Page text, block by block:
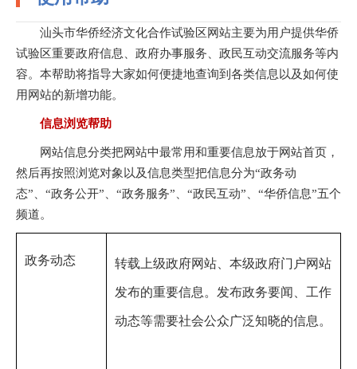
汕头市华侨经济文化合作试验区网站主要为用户提供华侨
试验区重要政府信息、政府办事服务、政民互动交流服务等内
容。本帮助将指导大家如何便捷地查询到各类信息以及如何使
用网站的新增功能。
信息浏览帮助
网站信息分类把网站中最常用和重要信息放于网站首页，
然后再按照浏览对象以及信息类型把信息分为“政务动
态”、“政务公开”、“政务服务”、“政民互动”、“华侨信息”五个
频道。
政务动态 转载上级政府网站、本级政府门户网站
发布的重要信息。 发布政务要闻、工作
动态等需要社会公众广泛知晓的信息。